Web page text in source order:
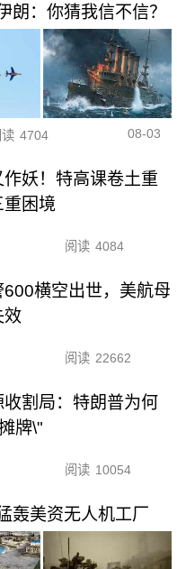
朗：你猜我信不信？
4704 08-03
妖！特高课卷土重
重困境
阅读 4084
600横空出世，美航母
效
阅读 22662
收割局：特朗普为何
牌\"
阅读 10054
轰美资无人机工厂